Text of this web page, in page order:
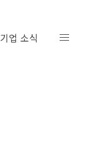
기업 소식